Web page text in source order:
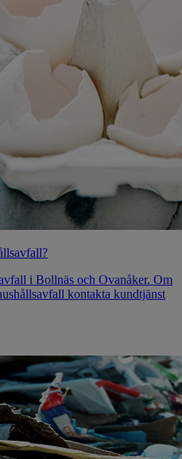
i Bollnäs och Ovanåker. Om
kontakta kundtjänst